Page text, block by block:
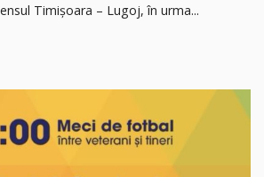
Timişoara – Lugoj, în urma...